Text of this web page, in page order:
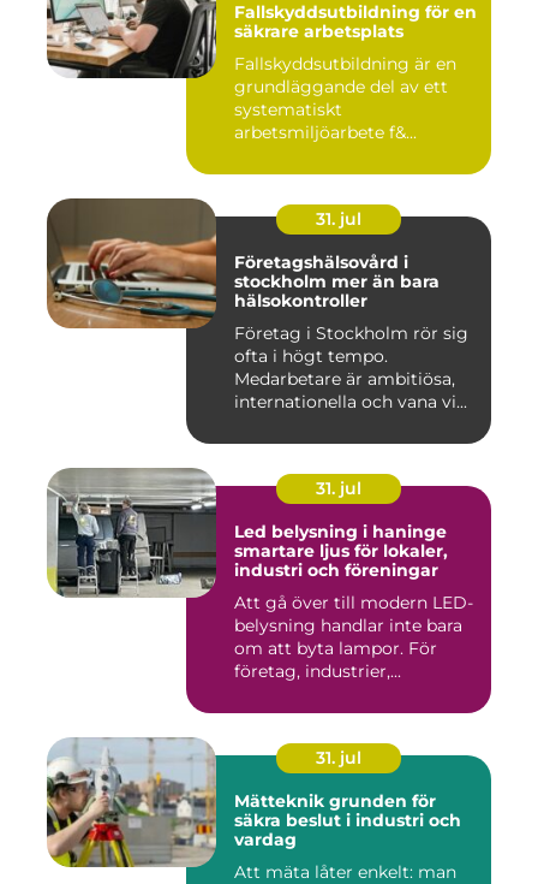
Fallskyddsutbildning för en
säkrare arbetsplats
Fallskyddsutbildning är en
grundläggande del av ett
systematiskt
arbetsmiljöarbete f&...
31. jul
Företagshälsovård i
stockholm mer än bara
hälsokontroller
Företag i Stockholm rör sig
ofta i högt tempo.
Medarbetare är ambitiösa,
internationella och vana vi...
31. jul
Led belysning i haninge
smartare ljus för lokaler,
industri och föreningar
Att gå över till modern LED-
belysning handlar inte bara
om att byta lampor. För
företag, industrier,...
31. jul
Mätteknik grunden för
säkra beslut i industri och
vardag
Att mäta låter enkelt: man